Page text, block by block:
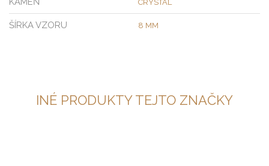
CRYSTAL
ŠÍRKA VZORU 8 MM
INÉ PRODUKTY TEJTO ZNAČKY